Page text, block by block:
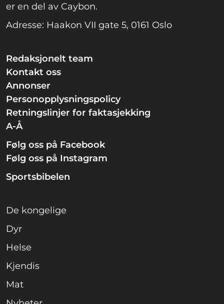
er en del av Caybon.
Adresse: Haakon VII gate 5, 0161 Oslo
Redaksjonelt team
Kontakt oss
Annonser
Personopplysningspolicy
Retningslinjer for faktasjekking
A-Å
Følg oss på Facebook
Følg oss på Instagram
Sportsbibelen
De kongelige
Dyr
Helse
Kjendis
Mat